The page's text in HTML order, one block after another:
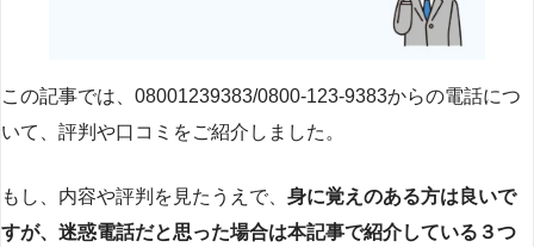
この記事では、08001239383/0800-123-9383からの電話につ
いて、評判や口コミをご紹介しました。
もし、内容や評判を見たうえで、 身に覚えのある方は良いで
すが、迷惑電話だと思った場合は本記事で紹介している３つ